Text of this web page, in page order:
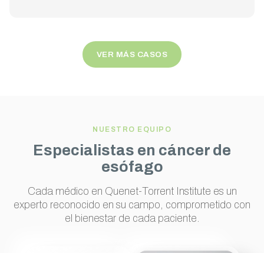
VER MÁS CASOS
NUESTRO EQUIPO
Especialistas en cáncer de
esófago
Cada médico en Quenet-Torrent Institute es un
experto reconocido en su campo, comprometido con
el bienestar de cada paciente.